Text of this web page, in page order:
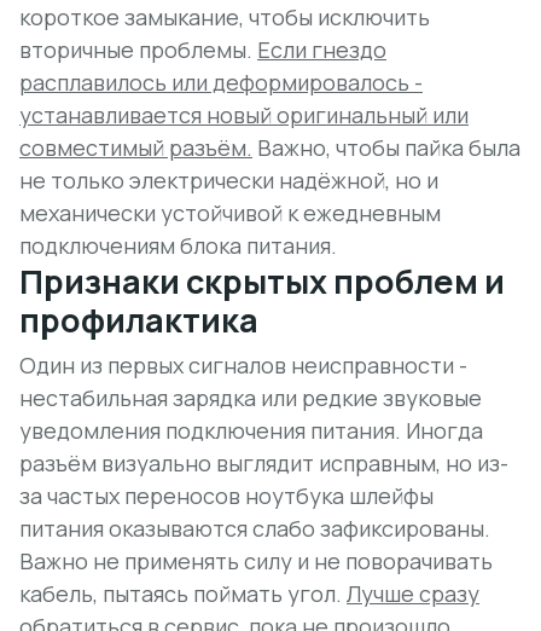
короткое замыкание, чтобы исключить
вторичные проблемы. Если гнездо
расплавилось или деформировалось -
устанавливается новый оригинальный или
совместимый разъём. Важно, чтобы пайка была
не только электрически надёжной, но и
механически устойчивой к ежедневным
подключениям блока питания.
Признаки скрытых проблем и
профилактика
Один из первых сигналов неисправности -
нестабильная зарядка или редкие звуковые
уведомления подключения питания. Иногда
разъём визуально выглядит исправным, но из-
за частых переносов ноутбука шлейфы
питания оказываются слабо зафиксированы.
Важно не применять силу и не поворачивать
кабель, пытаясь поймать угол. Лучше сразу